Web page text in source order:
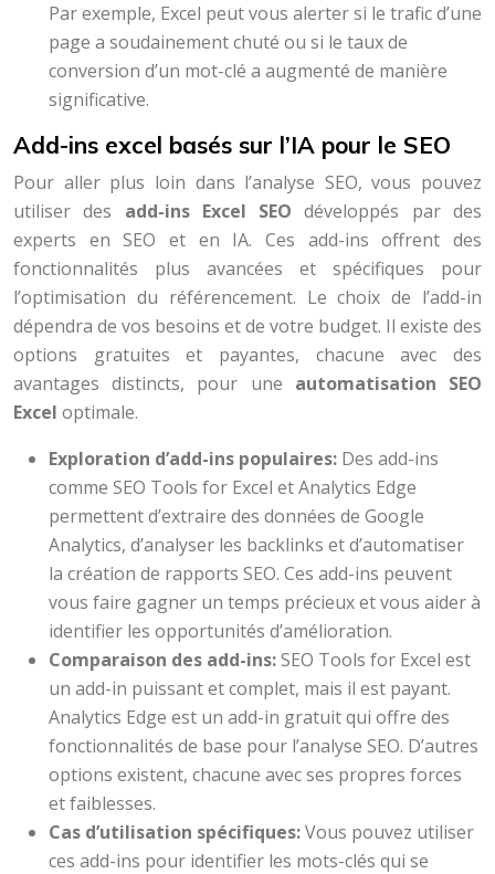
Par exemple, Excel peut vous alerter si le trafic d’une
page a soudainement chuté ou si le taux de
conversion d’un mot-clé a augmenté de manière
significative.
Add-ins excel basés sur l’IA pour le SEO
Pour aller plus loin dans l’analyse SEO, vous pouvez
utiliser des add-ins Excel SEOdéveloppés par des
experts en SEO et en IA. Ces add-ins offrent des
fonctionnalités plus avancées et spécifiques pour
l’optimisation du référencement. Le choix de l’add-in
dépendra de vos besoins et de votre budget. Il existe des
options gratuites et payantes, chacune avec des
avantages distincts, pour une automatisation SEO
Excel optimale.
Exploration d’add-ins populaires: Des add-ins
comme SEO Tools for Excel et Analytics Edge
permettent d’extraire des données de Google
Analytics, d’analyser les backlinks et d’automatiser
la création de rapports SEO. Ces add-ins peuvent
vous faire gagner un temps précieux et vous aider à
identifier les opportunités d’amélioration.
Comparaison des add-ins:SEO Tools for Excel est
un add-in puissant et complet, mais il est payant.
Analytics Edge est un add-in gratuit qui offre des
fonctionnalités de base pour l’analyse SEO. D’autres
options existent, chacune avec ses propres forces
et faiblesses.
Cas d’utilisation spécifiques:Vous pouvez utiliser
ces add-ins pour identifier les mots-clés qui se